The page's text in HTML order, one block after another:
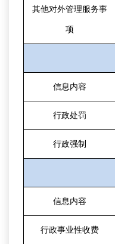
其他对外管理服务事
项
信息内容
行政处罚
行政强制
信息内容
行政事业性收费